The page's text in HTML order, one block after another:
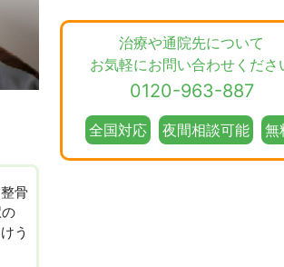
骨
う
治療や通院先について
お気軽にお問い合わせくださ
0120-963-887
全国対応 夜間相談可能 無